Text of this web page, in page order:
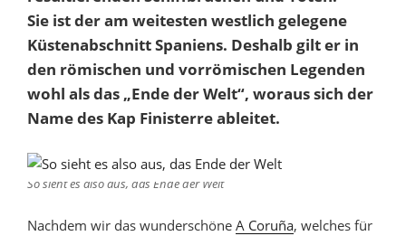
Sie ist der am weitesten westlich gelegene
Küstenabschnitt Spaniens. Deshalb gilt er in
den römischen und vorrömischen Legenden
wohl als das „Ende der Welt“, woraus sich der
Name des Kap Finisterre ableitet.
So sieht es also aus, das Ende der Welt
Nachdem wir das wunderschöne A Coruña, welches für